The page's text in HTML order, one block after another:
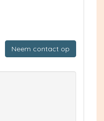
Neem contact op